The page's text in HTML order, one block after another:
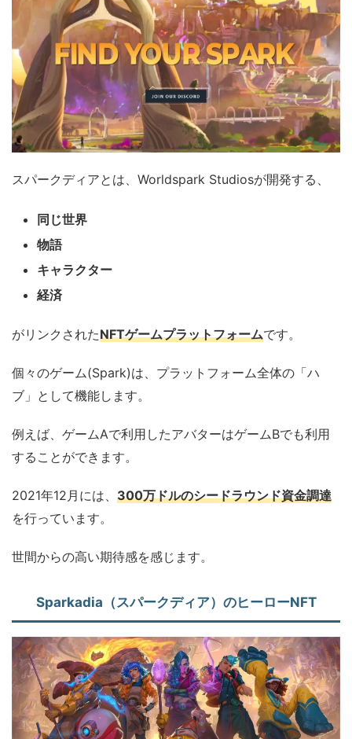
スパークディアとは、Worldspark Studiosが開発する、
同じ世界
物語
キャラクター
経済
がリンクされたNFTゲームプラットフォームです。
個々のゲーム(Spark)は、プラットフォーム全体の「ハ
ブ」として機能します。
例えば、ゲームAで利用したアバターはゲームBでも利用
することができます。
2021年12月には、 300万ドルのシードラウンド資金調達
を行っています。
世間からの高い期待感を感じます。
Sparkadia（スパークディア）のヒーローNFT